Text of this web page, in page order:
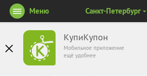
КупиКупон
Мобильное приложение
ещё удобнее
Меню Санкт-Петербург